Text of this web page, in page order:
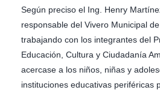
Según preciso el Ing. Henry
responsable del Vivero Municipal
trabajando con los integrantes del
Educación, Cultura y Ciudadanía
acercase a los niños, niñas y
instituciones educativas periféricas